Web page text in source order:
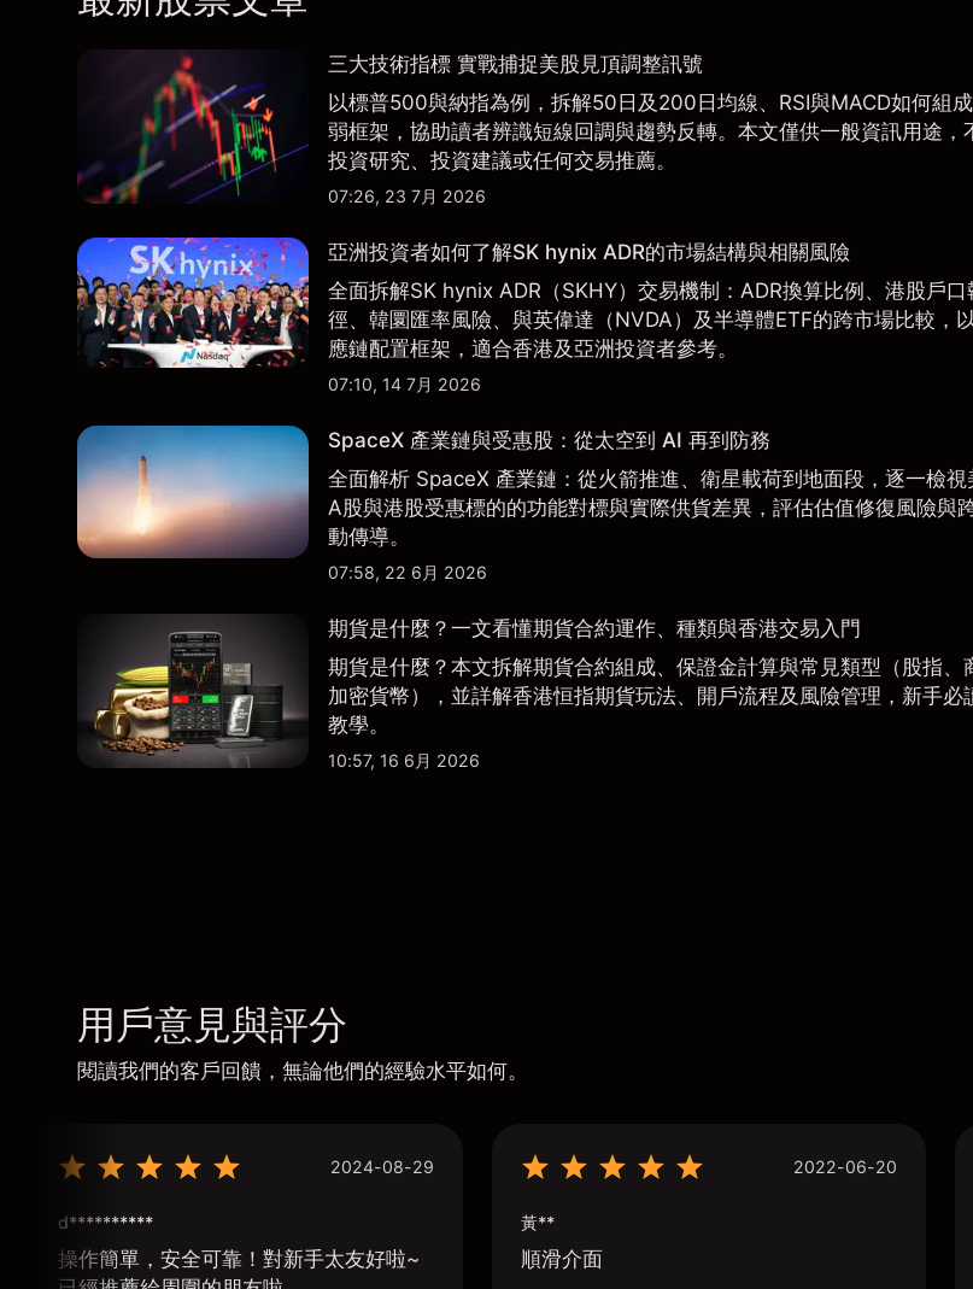
三大技術指標 實戰捕捉美股見頂調整訊號
以標普500與納指為例，拆解50日及200日均線、RSI與MACD如何組
弱框架，協助讀者辨識短線回調與趨勢反轉。本文僅供一般資訊用途，
投資研究、投資建議或任何交易推薦。
07:26, 23 7月 2026
亞洲投資者如何了解SK hynix ADR的市場結構與相關風險
全面拆解SK hynix ADR（SKHY）交易機制：ADR換算比例、港股戶口
徑、韓圜匯率風險、與英偉達（NVDA）及半導體ETF的跨市場比較，
應鏈配置框架，適合香港及亞洲投資者參考。
07:10, 14 7月 2026
SpaceX 產業鏈與受惠股：從太空到 AI 再到防務
全面解析 SpaceX 產業鏈：從火箭推進、衛星載荷到地面段，逐一檢視
A股與港股受惠標的的功能對標與實際供貨差異，評估估值修復風險與
動傳導。
07:58, 22 6月 2026
期貨是什麼？一文看懂期貨合約運作、種類與香港交易入門
期貨是什麼？本文拆解期貨合約組成、保證金計算與常見類型（股指、
加密貨幣），並詳解香港恒指期貨玩法、開戶流程及風險管理，新手必
教學。
10:57, 16 6月 2026
用戶意見與評分
閱讀我們的客戶回饋，無論他們的經驗水平如何。
2024-08-29
d**********
操作簡單，安全可靠！對新手太友好啦~
2022-06-20
黃**
順滑介面